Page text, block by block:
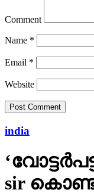
Comment
Name *
Email *
Website
india
sir